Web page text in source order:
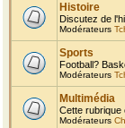
Histoire
Discutez de
Modérateurs
Sports
Football?
Modérateurs
Multimédia
Cette rubrique
Modérateurs